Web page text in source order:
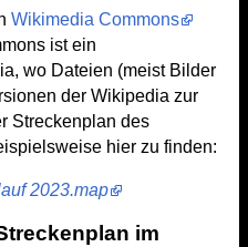
Wikimedia Commons
ist ein
wo Dateien (meist Bilder
der Wikipedia zur
Streckenplan des
hier zu finden:
2023.map
im